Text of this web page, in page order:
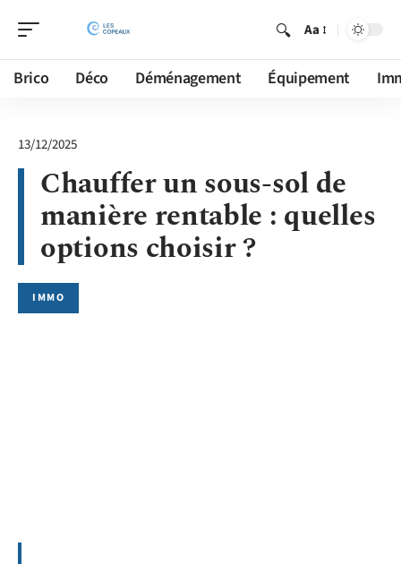
Aa
Brico Déco Déménagement Équipement
13/12/2025
Chauffer un sous-sol de
manière rentable : quelles
options choisir ?
IMMO